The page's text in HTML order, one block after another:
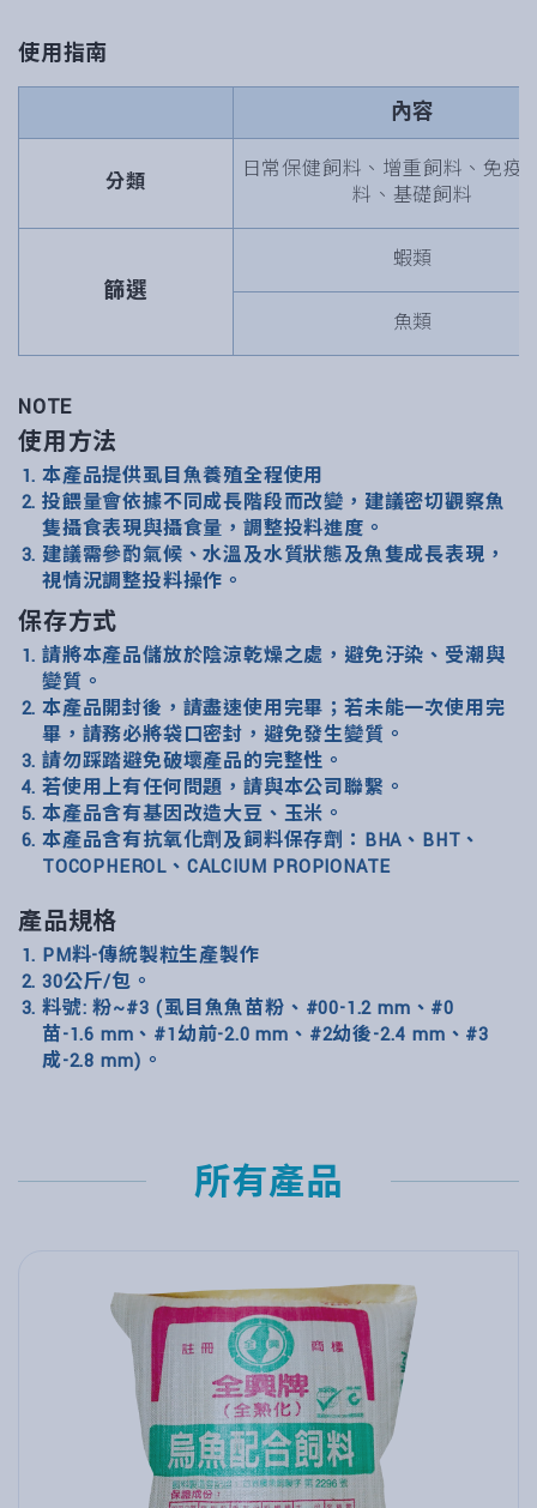
使用指南
內容
分類
日常保健飼料、增重飼料、免疫
料、基礎飼料
篩選
蝦類
魚類
NOTE
使用方法
本產品提供虱目魚養殖全程使用
投餵量會依據不同成長階段而改變，建議密切觀察魚
隻攝食表現與攝食量，調整投料進度。
建議需參酌氣候、水溫及水質狀態及魚隻成長表現，
視情況調整投料操作。
保存方式
請將本產品儲放於陰涼乾燥之處，避免汙染、受潮與
變質。
本產品開封後，請盡速使用完畢；若未能一次使用完
畢，請務必將袋口密封，避免發生變質。
請勿踩踏避免破壞產品的完整性。
若使用上有任何問題，請與本公司聯繫。
本產品含有基因改造大豆、玉米。
本產品含有抗氧化劑及飼料保存劑：BHA、BHT、
TOCOPHEROL、CALCIUM PROPIONATE
產品規格
PM料-傳統製粒生產製作
30公斤/包。
料號: 粉~#3 (虱目魚魚苗粉、#00-1.2 mm、#0
苗-1.6 mm、#1幼前-2.0 mm、#2幼後-2.4 mm、#3
成-2.8 mm)。
所有產品